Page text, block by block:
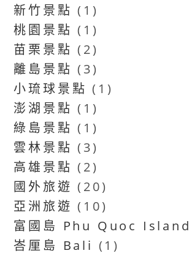
新竹景點 (1)
桃園景點 (1)
苗栗景點 (2)
離島景點 (3)
小琉球景點 (1)
澎湖景點 (1)
綠島景點 (1)
雲林景點 (3)
高雄景點 (2)
國外旅遊 (20)
亞洲旅遊 (10)
富國島 Phu Quoc Island
峇厘島 Bali (1)